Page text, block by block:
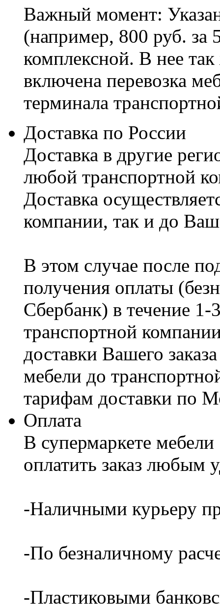
Важный момент:
(например, 800 руб. за
комплексной. В нее
включена перевозка
терминала
Доставка по России
Доставка в другие
любой транспортной
Доставка
компании, так и до
В этом случае после
получения оплаты
Сбербанк) в течение
транспортной
доставки Вашего
мебели до
тарифам доставки по
Оплата
В супермаркете
оплатить заказ любым
-Наличными курьеру
-По безналичному
-Пластиковыми